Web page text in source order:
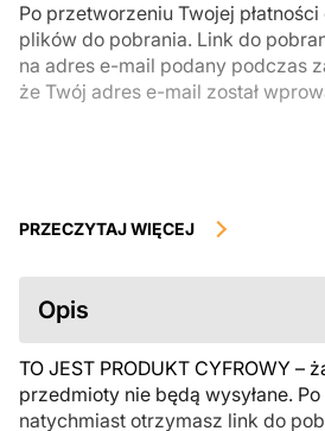
Po przetworzeniu Twojej
plików do pobrania. Link do
na adres e-mail podany podczas
że Twój adres e-mail został
podlegają zwrotowi ani wymianie po ich
przed zakupem. Jeśli masz jakiekolwiek
skontaktuj się bezpośrednio ze
PRZECZYTAJ WIĘCEJ
Opis
TO JEST PRODUKT CYFROWY –
przedmioty nie będą wysyłane.
natychmiast otrzymasz link do